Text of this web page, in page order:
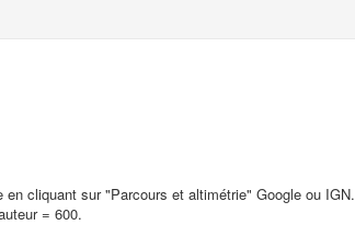
en cliquant sur "Parcours et altimétrie" Google ou IGN.
= 600.